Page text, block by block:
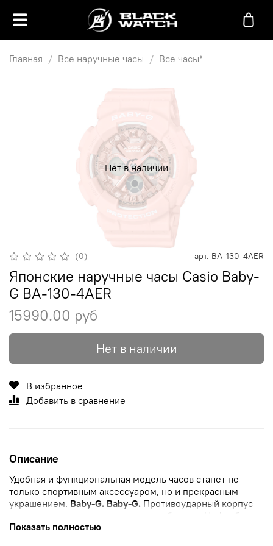
Главная Все наручные часы Все часы*
Нет в наличии
(0) арт. BA-130-4AER
Японские наручные часы Casio Baby-
G BA-130-4AER
15990.00 руб
Нет в наличии
В избранное
Добавить в сравнение
Описание
Удобная и функциональная модель часов станет не
только спортивным аксессуаром, но и прекрасным
украшением. Baby-G. Baby-G. Противоударный корпус
защищает механизм от ударов и вибрации. Циферблат
подсвечивается светодиодом. Необритовое
Показать полностью